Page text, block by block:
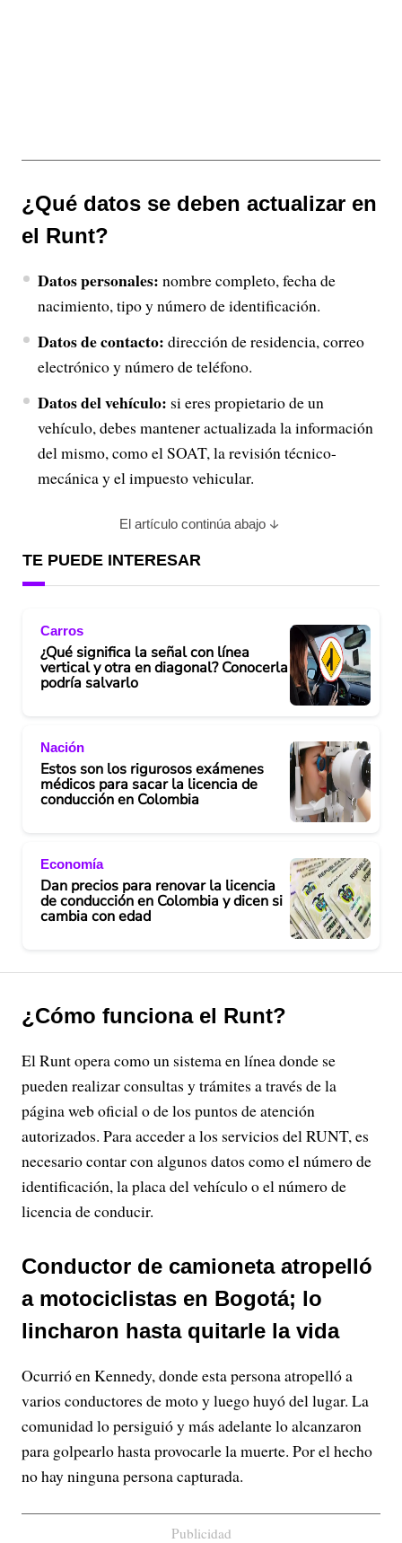
¿Qué datos se deben actualizar en
el Runt?
Datos personales: nombre completo, fecha de
nacimiento, tipo y número de identificación.
Datos de contacto: dirección de residencia, correo
electrónico y número de teléfono.
Datos del vehículo: si eres propietario de un
vehículo, debes mantener actualizada la información
del mismo, como el SOAT, la revisión técnico-
mecánica y el impuesto vehicular.
El artículo continúa abajo
TE PUEDE INTERESAR
Carros
¿Qué significa la señal con línea
vertical y otra en diagonal? Conocerla
podría salvarlo
Nación
Estos son los rigurosos exámenes
médicos para sacar la licencia de
conducción en Colombia
Economía
Dan precios para renovar la licencia
de conducción en Colombia y dicen si
cambia con edad
¿Cómo funciona el Runt?
El Runt opera como un sistema en línea donde se
pueden realizar consultas y trámites a través de la
página web oficial o de los puntos de atención
autorizados. Para acceder a los servicios del RUNT, es
necesario contar con algunos datos como el número de
identificación, la placa del vehículo o el número de
licencia de conducir.
Conductor de camioneta atropelló
a motociclistas en Bogotá; lo
lincharon hasta quitarle la vida
Ocurrió en Kennedy, donde esta persona atropelló a
varios conductores de moto y luego huyó del lugar. La
comunidad lo persiguió y más adelante lo alcanzaron
para golpearlo hasta provocarle la muerte. Por el hecho
no hay ninguna persona capturada.
Publicidad